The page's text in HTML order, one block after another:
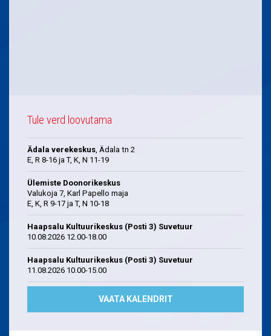
Tule verd loovutama
Ädala verekeskus, Ädala tn 2
E, R 8-16 ja T, K, N 11-19
Ülemiste Doonorikeskus
Valukoja 7, Karl Papello maja
E, K, R 9-17 ja T, N 10-18
Haapsalu Kultuurikeskus (Posti 3) Suvetuur
10.08.2026 12.00-18.00
Haapsalu Kultuurikeskus (Posti 3) Suvetuur
11.08.2026 10.00-15.00
VAATA KALENDRIT